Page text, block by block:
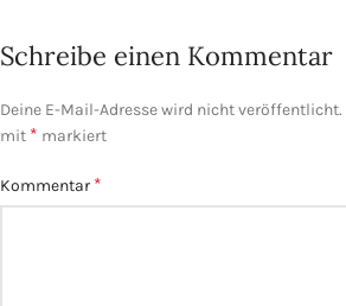
Schreibe einen Kommentar
Deine E-Mail-Adresse wird nicht veröffentlicht.
mit * markiert
Kommentar *